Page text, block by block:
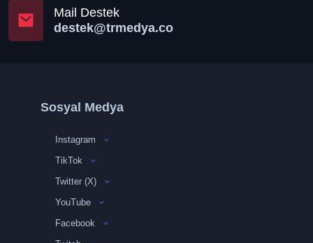
Mail Destek
destek@trmedya.co
Sosyal Medya
Instagram
TikTok
Twitter (X)
YouTube
Facebook